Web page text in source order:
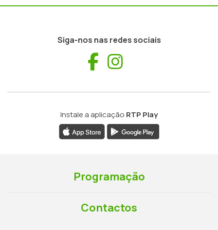
Siga-nos nas redes sociais
Facebook
Instale a aplicação RTP Play
Programação
Contactos